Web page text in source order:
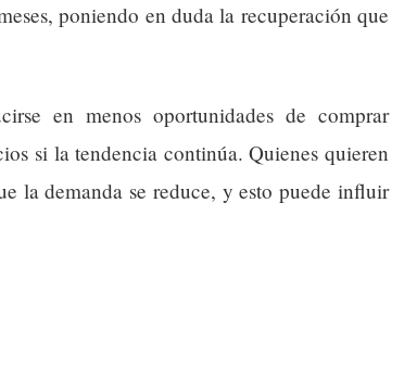
poniendo en duda la recuperación que
en menos oportunidades de comprar
si la tendencia continúa. Quienes quieren
la demanda se reduce, y esto puede influir